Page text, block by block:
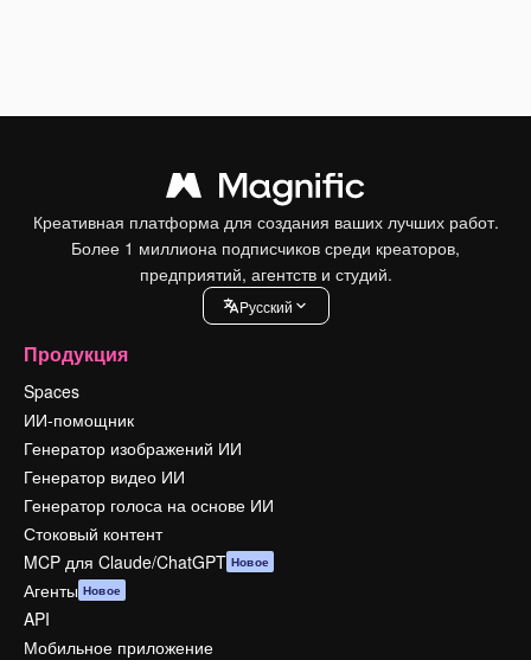
Креативная платформа для создания ваших лучших работ.
Более 1 миллиона подписчиков среди креаторов,
предприятий, агентств и студий.
Pусский
Продукция
Spaces
ИИ-помощник
Генератор изображений ИИ
Генератор видео ИИ
Генератор голоса на основе ИИ
Стоковый контент
MCP для Claude/ChatGPT Новое
Агенты Новое
API
Мобильное приложение